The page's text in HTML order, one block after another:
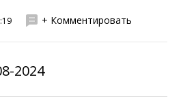
+ Комментировать
2024